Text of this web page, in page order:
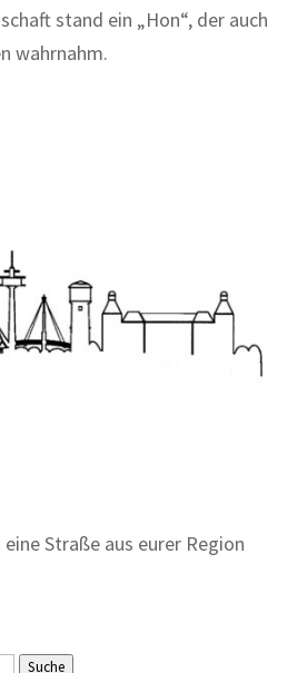
stand ein „Hon“, der auch
wahrnahm.
Straße aus eurer Region
Suche